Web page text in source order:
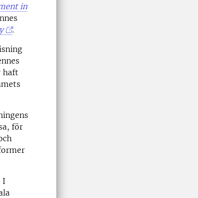
in
.
haft
för
I